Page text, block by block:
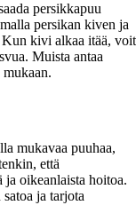
persikkapuu
persikan kiven ja
Kun kivi alkaa itää, voit
Muista antaa
mukavaa puuhaa,
että
oikeanlaista hoitoa.
ja tarjota